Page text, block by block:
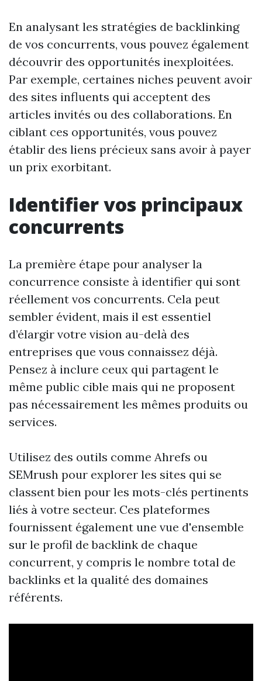
En analysant les stratégies de backlinking
de vos concurrents, vous pouvez également
découvrir des opportunités inexploitées.
Par exemple, certaines niches peuvent avoir
des sites influents qui acceptent des
articles invités ou des collaborations. En
ciblant ces opportunités, vous pouvez
établir des liens précieux sans avoir à payer
un prix exorbitant.
Identifier vos principaux
concurrents
La première étape pour analyser la
concurrence consiste à identifier qui sont
réellement vos concurrents. Cela peut
sembler évident, mais il est essentiel
d’élargir votre vision au-delà des
entreprises que vous connaissez déjà.
Pensez à inclure ceux qui partagent le
même public cible mais qui ne proposent
pas nécessairement les mêmes produits ou
services.
Utilisez des outils comme Ahrefs ou
SEMrush pour explorer les sites qui se
classent bien pour les mots-clés pertinents
liés à votre secteur. Ces plateformes
fournissent également une vue d'ensemble
sur le profil de backlink de chaque
concurrent, y compris le nombre total de
backlinks et la qualité des domaines
référents.